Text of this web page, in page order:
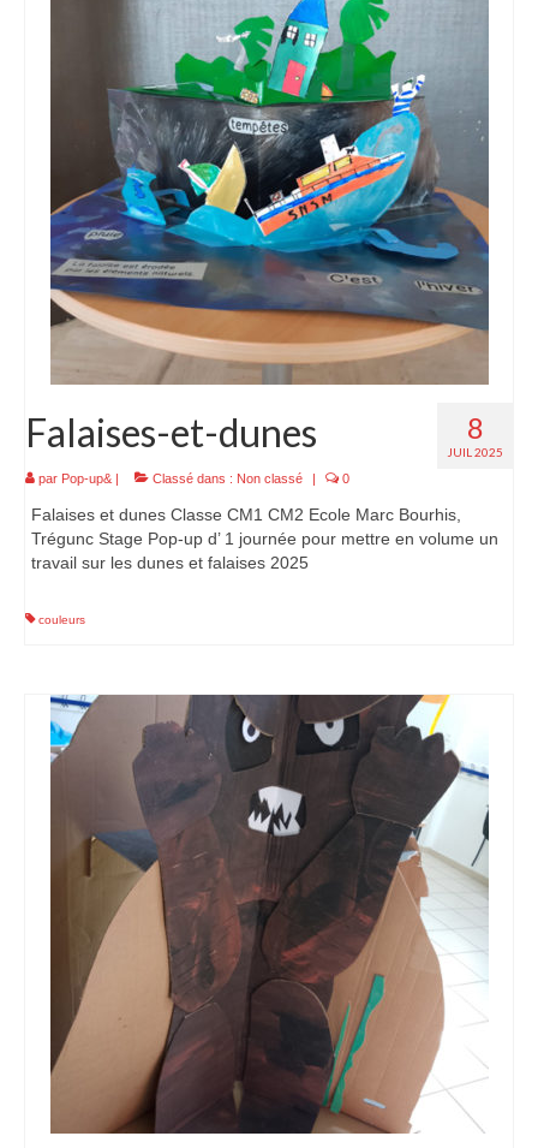
8
JUIL 2025
Falaises-et-dunes
par Pop-up&| Classé dans : Non classé 0
Falaises et dunes Classe CM1 CM2 Ecole Marc Bourhis,
Trégunc Stage Pop-up d’ 1 journée pour mettre en volume un
travail sur les dunes et falaises 2025
couleurs